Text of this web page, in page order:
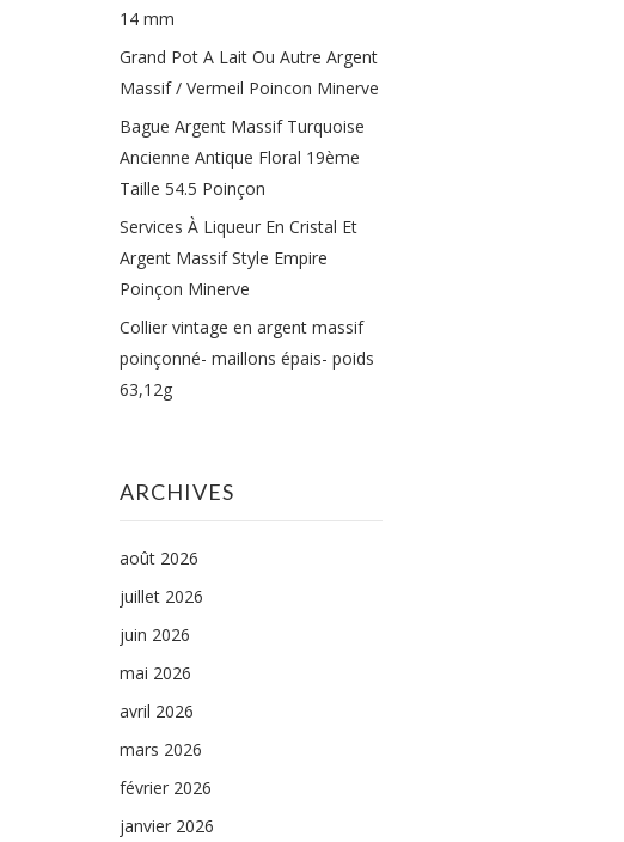
14 mm
Grand Pot A Lait Ou Autre Argent
Massif / Vermeil Poincon Minerve
Bague Argent Massif Turquoise
Ancienne Antique Floral 19ème
Taille 54.5 Poinçon
Services À Liqueur En Cristal Et
Argent Massif Style Empire
Poinçon Minerve
Collier vintage en argent massif
poinçonné- maillons épais- poids
63,12g
ARCHIVES
août 2026
juillet 2026
juin 2026
mai 2026
avril 2026
mars 2026
février 2026
janvier 2026